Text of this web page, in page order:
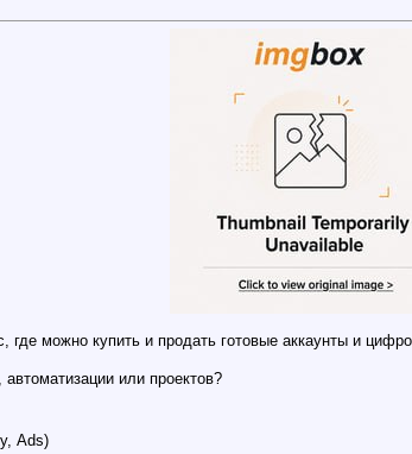
где можно купить и продать готовые аккаунты и
или проектов?
Ads)